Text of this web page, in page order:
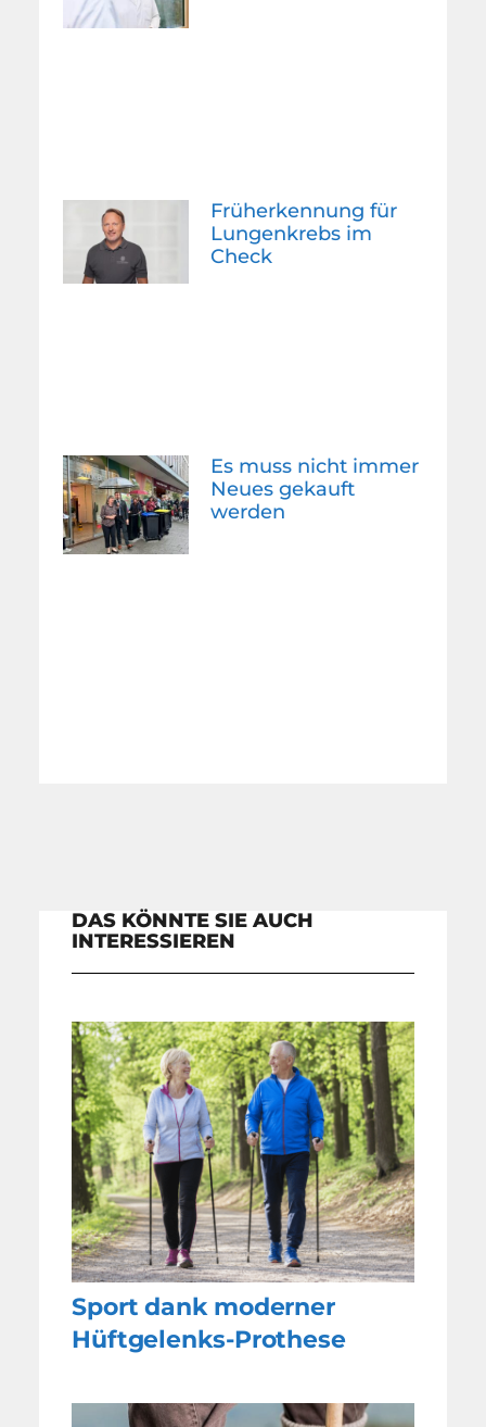
Früherkennung für
Lungenkrebs im
Check
Es muss nicht immer
Neues gekauft
werden
DAS KÖNNTE SIE AUCH
INTERESSIEREN
Sport dank moderner
Hüftgelenks-Prothese